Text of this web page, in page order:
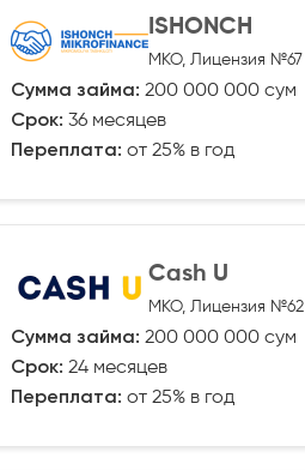
ISHONCH
МКО, Лицензия №67
Сумма займа: 200 000 000 сум
Срок: 36 месяцев
Переплата: от 25% в год
Cash U
МКО, Лицензия №62
Сумма займа: 200 000 000 сум
Срок: 24 месяцев
Переплата: от 25% в год